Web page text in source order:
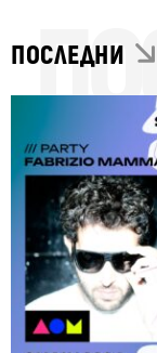
ПОСЛЕДНИ